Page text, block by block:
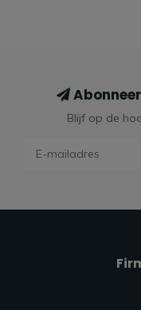
Blijf op de